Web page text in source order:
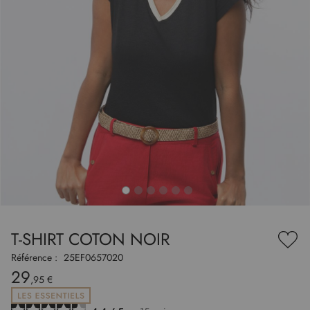
T-SHIRT COTON NOIR
à
Référence : 25EF0657020
29,95 €